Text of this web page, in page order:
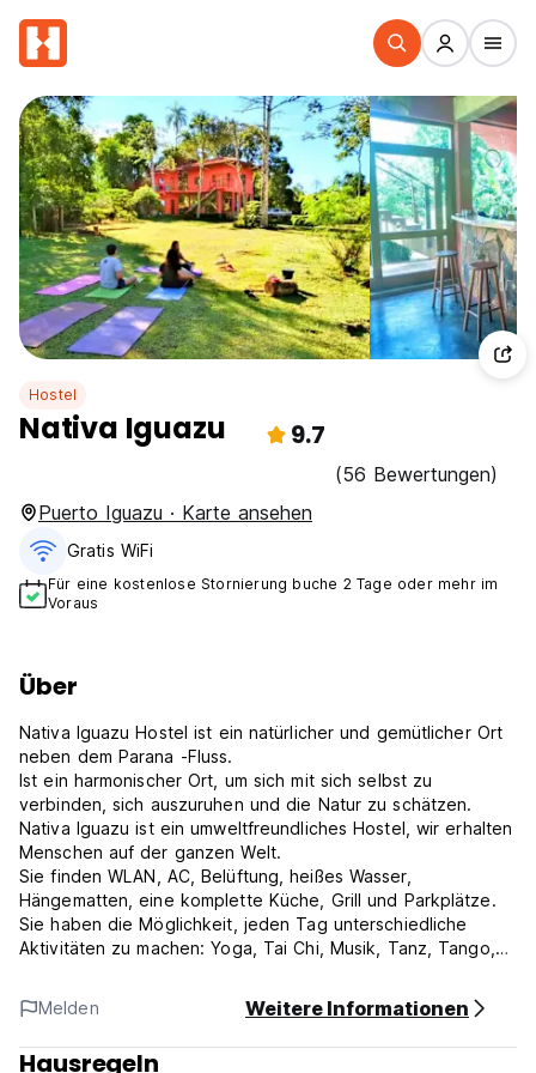
Hostel
Nativa Iguazu 9.7
(56 Bewertungen)
Puerto Iguazu · Karte ansehen
Gratis WiFi
Für eine kostenlose Stornierung buche 2 Tage oder mehr im
Voraus
Über
Nativa Iguazu Hostel ist ein natürlicher und gemütlicher Ort
neben dem Parana -Fluss.
Ist ein harmonischer Ort, um sich mit sich selbst zu
verbinden, sich auszuruhen und die Natur zu schätzen.
Nativa Iguazu ist ein umweltfreundliches Hostel, wir erhalten
Menschen auf der ganzen Welt.
Sie finden WLAN, AC, Belüftung, heißes Wasser,
Hängematten, eine komplette Küche, Grill und Parkplätze.
Sie haben die Möglichkeit, jeden Tag unterschiedliche
Aktivitäten zu machen: Yoga, Tai Chi, Musik, Tanz, Tango,
Gruppenarbeiten, Gruppenkochen, Gartenarbeit und
Biokonstruktion.
Wir glauben mit dem Erwachen unseres Bewusstseins. Wir
schützen die Natur und respektieren alle Wesen, indem wir
Melden Weitere Informationen
Hausregeln